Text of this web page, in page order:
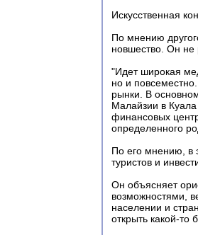
Искусственная
По мнению
новшество. Он не
"Идет широкая
но и
рынки. В
Малайзии в
финансовых
определенного
По его мнению, в
туристов и
Он объясняет
возможностями,
населении и
открыть какой-то